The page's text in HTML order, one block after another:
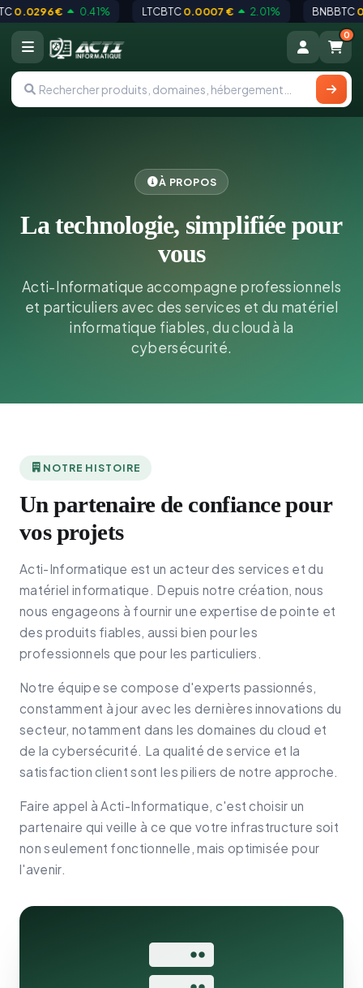
0.0296 € 0.41% LTCBTC0.0007 € 2.01% BNBBTC
0
À PROPOS
La technologie, simplifiée pour
vous
Acti-Informatique accompagne professionnels
et particuliers avec des services et du matériel
informatique fiables, du cloud à la
cybersécurité.
NOTRE HISTOIRE
Un partenaire de confiance pour
vos projets
Acti-Informatique est un acteur des services et du
matériel informatique. Depuis notre création, nous
nous engageons à fournir une expertise de pointe et
des produits fiables, aussi bien pour les
professionnels que pour les particuliers.
Notre équipe se compose d'experts passionnés,
constamment à jour avec les dernières innovations du
secteur, notamment dans les domaines du cloud et
de la cybersécurité. La qualité de service et la
satisfaction client sont les piliers de notre approche.
Faire appel à Acti-Informatique, c'est choisir un
partenaire qui veille à ce que votre infrastructure soit
non seulement fonctionnelle, mais optimisée pour
l'avenir.